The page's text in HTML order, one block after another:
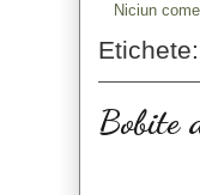
Niciun
Etichete:
Bobite